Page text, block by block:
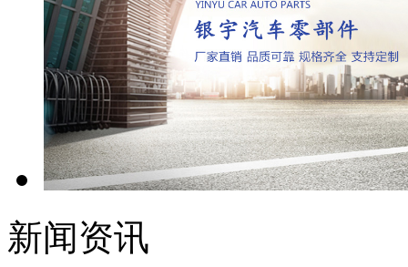
新闻资讯